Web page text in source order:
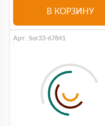
В КОРЗИНУ
Арт. Sor33-67841